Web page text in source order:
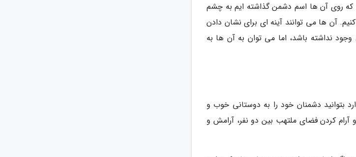
که روی آن ها اسم دشمن گذاشته ایم به چشم
آن ها می توانند آینه ای برای نشان دادن
نداشته باشد، اما می توان به آن ها به
بتوانید دشمنان خود را به دوستانی خوب و
آرام کردن فضای ملتهب بین دو نفر، آرامش و